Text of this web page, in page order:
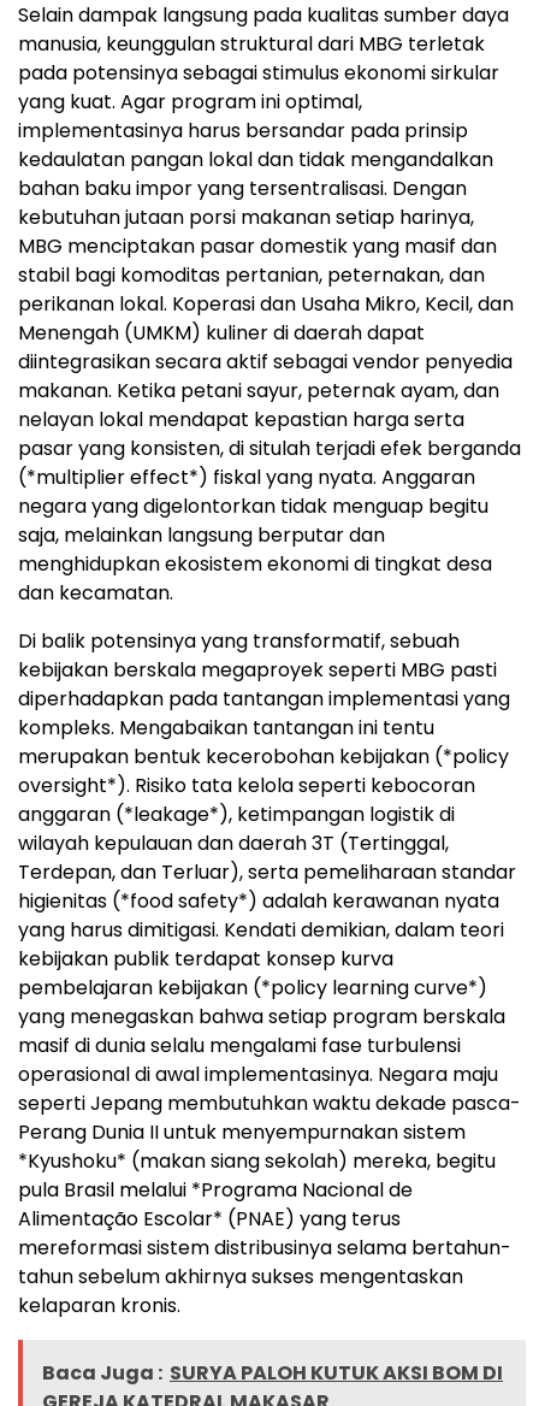
Selain dampak langsung pada kualitas sumber daya
manusia, keunggulan struktural dari MBG terletak
pada potensinya sebagai stimulus ekonomi sirkular
yang kuat. Agar program ini optimal,
implementasinya harus bersandar pada prinsip
kedaulatan pangan lokal dan tidak mengandalkan
bahan baku impor yang tersentralisasi. Dengan
kebutuhan jutaan porsi makanan setiap harinya,
MBG menciptakan pasar domestik yang masif dan
stabil bagi komoditas pertanian, peternakan, dan
perikanan lokal. Koperasi dan Usaha Mikro, Kecil, dan
Menengah (UMKM) kuliner di daerah dapat
diintegrasikan secara aktif sebagai vendor penyedia
makanan. Ketika petani sayur, peternak ayam, dan
nelayan lokal mendapat kepastian harga serta
pasar yang konsisten, di situlah terjadi efek berganda
(*multiplier effect*) fiskal yang nyata. Anggaran
negara yang digelontorkan tidak menguap begitu
saja, melainkan langsung berputar dan
menghidupkan ekosistem ekonomi di tingkat desa
dan kecamatan.
Di balik potensinya yang transformatif, sebuah
kebijakan berskala megaproyek seperti MBG pasti
diperhadapkan pada tantangan implementasi yang
kompleks. Mengabaikan tantangan ini tentu
merupakan bentuk kecerobohan kebijakan (*policy
oversight*). Risiko tata kelola seperti kebocoran
anggaran (*leakage*), ketimpangan logistik di
wilayah kepulauan dan daerah 3T (Tertinggal,
Terdepan, dan Terluar), serta pemeliharaan standar
higienitas (*food safety*) adalah kerawanan nyata
yang harus dimitigasi. Kendati demikian, dalam teori
kebijakan publik terdapat konsep kurva
pembelajaran kebijakan (*policy learning curve*)
yang menegaskan bahwa setiap program berskala
masif di dunia selalu mengalami fase turbulensi
operasional di awal implementasinya. Negara maju
seperti Jepang membutuhkan waktu dekade pasca-
Perang Dunia II untuk menyempurnakan sistem
*Kyushoku* (makan siang sekolah) mereka, begitu
pula Brasil melalui *Programa Nacional de
Alimentação Escolar* (PNAE) yang terus
mereformasi sistem distribusinya selama bertahun-
tahun sebelum akhirnya sukses mengentaskan
kelaparan kronis.
Baca Juga : SURYA PALOH KUTUK AKSI BOM DI